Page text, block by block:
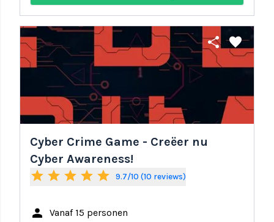
share favorite
Cyber Crime Game - Creëer nu
Cyber Awareness!
star star star star star 9.7/10 (10 reviews)
person Vanaf 15 personen